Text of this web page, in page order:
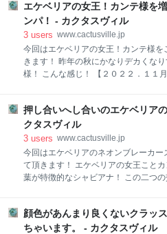
エケベリアの女王！カンテ様を
ンパ！ - カクタスヴィル
3 users www.cactusville.jp
今回はエケベリアの女王！カンテ様を
きます！ 昨年の秋にかなりデカくな
様！ こんな感じ！ 【２０２２．１１
が... 大きくする事は何となく掴んだの
やしてみようかと思い立ちカンテは葉
のでチョンパ一択で実践！ その時の手
た内容を記事にしております(;´∀｀) よ
ら... ↓↓↓ www.cactusville.jp 悪戦苦闘
したのちにすぐさま子株が出現してホ
なかったようです(>_<) チョンパから
走へと突入と言う事もあり季節は
押し合いへし合いのエケベリア
クタスヴィル
3 users www.cactusville.jp
今回はエケベリアのネオンブレーカー
て頂きます！ エケベリアの女王こと
葉が特徴的なシャビアナ！ この二つ
がカンテ感はあまり感じませんね。
青っぽいピンクっぽい所はまぁ…なん
顔色があんまり良くないクラッ
ちゃいます。 - カクタスヴィル